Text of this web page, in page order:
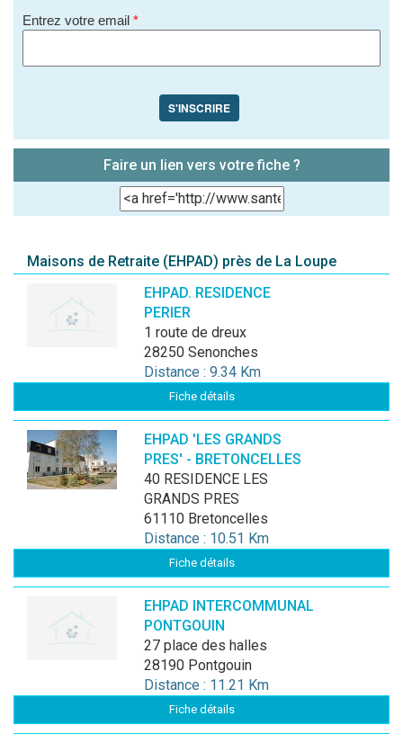
Entrez votre email *
S'INSCRIRE
Faire un lien vers votre fiche ?
Maisons de Retraite (EHPAD) près de La Loupe
EHPAD. RESIDENCE
PERIER
1 route de dreux
28250 Senonches
Distance : 9.34 Km
Fiche détails
EHPAD 'LES GRANDS
PRES' - BRETONCELLES
40 RESIDENCE LES
GRANDS PRES
61110 Bretoncelles
Distance : 10.51 Km
Fiche détails
EHPAD INTERCOMMUNAL
PONTGOUIN
27 place des halles
28190 Pontgouin
Distance : 11.21 Km
Fiche détails